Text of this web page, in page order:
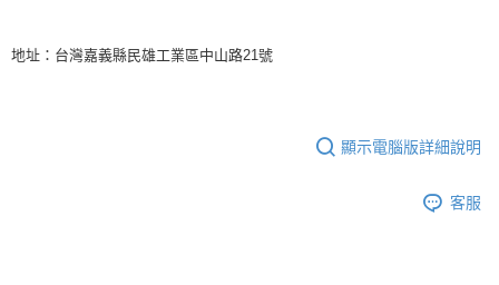
地址：台灣嘉義縣民雄工業區中山路21號
顯示電腦版詳細說明
客服